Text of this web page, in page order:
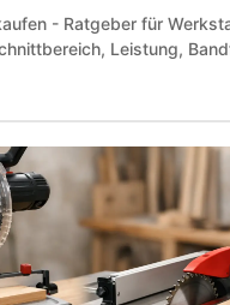
- Ratgeber für
Leistung,